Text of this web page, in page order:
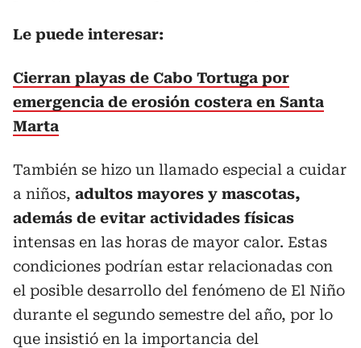
Le puede interesar:
Cierran playas de Cabo Tortuga por
emergencia de erosión costera en Santa
Marta
También se hizo un llamado especial a cuidar
a niños, adultos mayores y mascotas,
además de evitar actividades físicas
intensas en las horas de mayor calor. Estas
condiciones podrían estar relacionadas con
el posible desarrollo del fenómeno de El Niño
durante el segundo semestre del año, por lo
que insistió en la importancia del